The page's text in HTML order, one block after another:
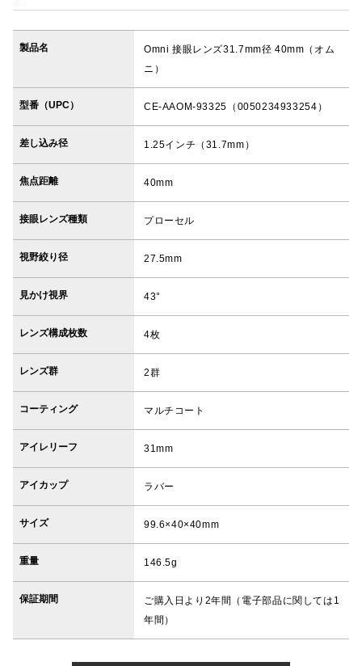
製品名
Omni 接眼レンズ31.7mm径 40mm（オム
ニ）
型番（UPC） CE-AAOM-93325（0050234933254）
差し込み径 1.25インチ（31.7mm）
焦点距離 40mm
接眼レンズ種類 プローセル
視野絞り径 27.5mm
見かけ視界 43°
レンズ構成枚数 4枚
レンズ群 2群
コーティング マルチコート
アイレリーフ 31mm
アイカップ ラバー
サイズ 99.6×40×40mm
重量 146.5g
保証期間
ご購入日より2年間（電子部品に関しては1
年間）